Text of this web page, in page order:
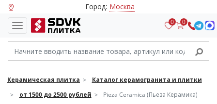
Город: Москва
0 0
Керамическая плитка
Каталог керамогранита и плитки
от 1500 до 2500 рублей
Pieza Ceramica (Пьеза Керамика)